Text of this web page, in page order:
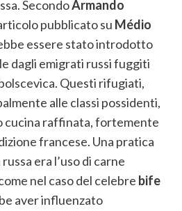
SecondoArmando
pubblicato su Médio
essere stato introdotto
dagli emigrati russi fuggiti
Questi rifugiati,
alle classi possidenti,
cucina raffinata, fortemente
francese. Una pratica
era l’uso di carne
nel caso del celebre bife
aver influenzato